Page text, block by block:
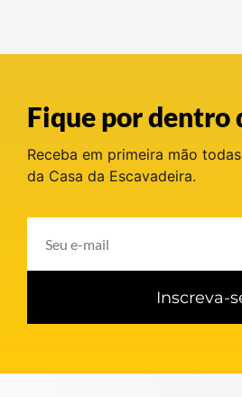
Fique por dentro
Receba em primeira mão
da Casa da Escavadeira.
Inscreva-